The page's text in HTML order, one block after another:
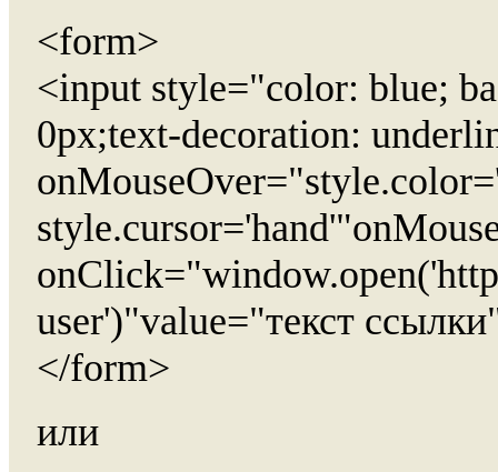
<form>
<input style="color: blue;
0px;text-decoration:
user')"value="текст
</form>
или